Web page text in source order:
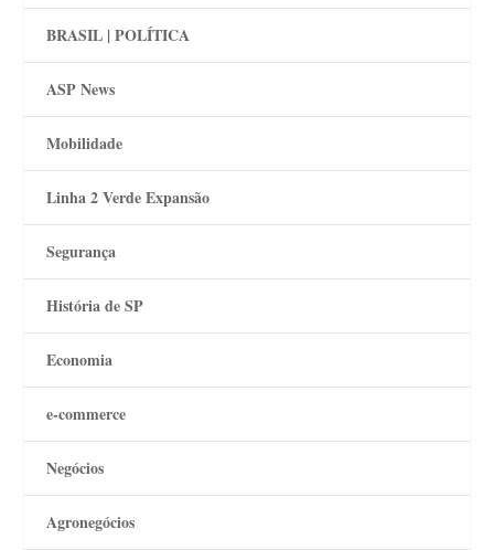
BRASIL | POLÍTICA
ASP News
Mobilidade
Linha 2 Verde Expansão
Segurança
História de SP
Economia
e-commerce
Negócios
Agronegócios